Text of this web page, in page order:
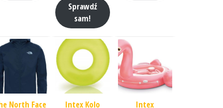
Sprawdź
sam!
North Face
Intex Kolo
Intex